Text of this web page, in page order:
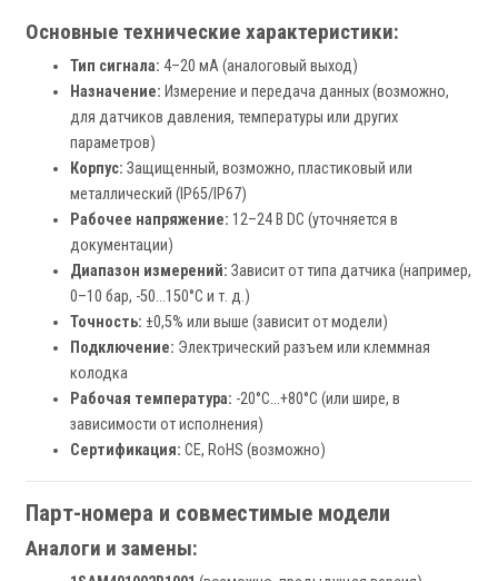
Основные технические характеристики:
Тип сигнала: 4–20 мА (аналоговый выход)
Назначение: Измерение и передача данных (возможно,
для датчиков давления, температуры или других
параметров)
Корпус: Защищенный, возможно, пластиковый или
металлический (IP65/IP67)
Рабочее напряжение: 12–24 В DC (уточняется в
документации)
Диапазон измерений: Зависит от типа датчика (например,
0–10 бар, -50...150°C и т. д.)
Точность: ±0,5% или выше (зависит от модели)
Подключение: Электрический разъем или клеммная
колодка
Рабочая температура: -20°C…+80°C (или шире, в
зависимости от исполнения)
Сертификация: CE, RoHS (возможно)
Парт-номера и совместимые модели
Аналоги и замены: